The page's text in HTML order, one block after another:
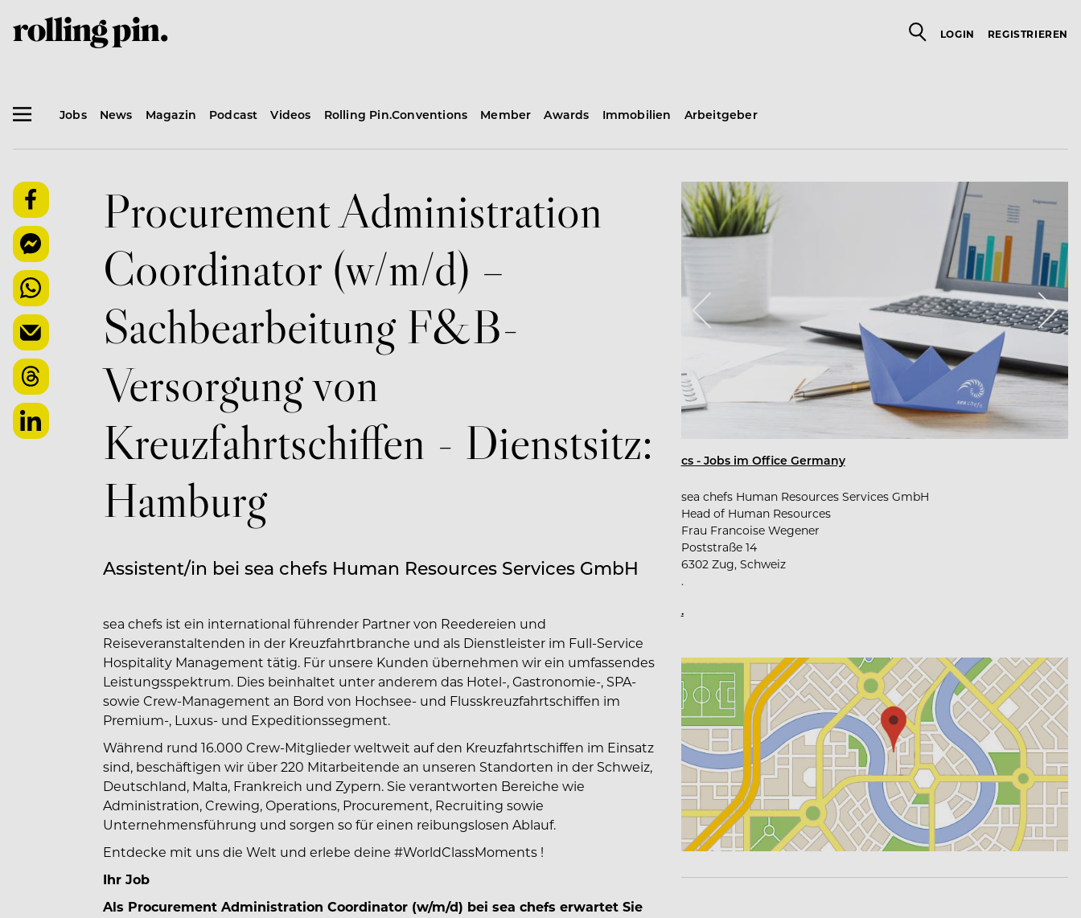
LOGIN REGISTRIEREN
Jobs News Magazin Podcast Videos Rolling Pin.Conventions Member Awards Immobilien Arbeitgeber
Procurement Administration
Coordinator (w/m/d) –
Sachbearbeitung F&B-
Versorgung von
Kreuzfahrtschiffen - Dienstsitz:
Hamburg
Assistent/in bei sea chefs Human Resources Services GmbH
sea chefs ist ein international führender Partner von Reedereien und
Reiseveranstaltenden in der Kreuzfahrtbranche und als Dienstleister im Full-Service
Hospitality Management tätig. Für unsere Kunden übernehmen wir ein umfassendes
Leistungsspektrum. Dies beinhaltet unter anderem das Hotel-, Gastronomie-, SPA-
sowie Crew-Management an Bord von Hochsee- und Flusskreuzfahrtschiffen im
Premium-, Luxus- und Expeditionssegment.
Während rund 16.000 Crew-Mitglieder weltweit auf den Kreuzfahrtschiffen im Einsatz
sind, beschäftigen wir über 220 Mitarbeitende an unseren Standorten in der Schweiz,
Deutschland, Malta, Frankreich und Zypern. Sie verantworten Bereiche wie
Administration, Crewing, Operations, Procurement, Recruiting sowie
Unternehmensführung und sorgen so für einen reibungslosen Ablauf.
Entdecke mit uns die Welt und erlebe deine #WorldClassMoments !
Ihr Job
Als Procurement Administration Coordinator (w⁠/⁠m⁠/⁠d) bei sea chefs erwartet Sie
cs - Jobs im Office Germany
sea chefs Human Resources Services GmbH
Head of Human Resources
Frau Francoise Wegener
Poststraße 14
6302 Zug, Schweiz
.
.